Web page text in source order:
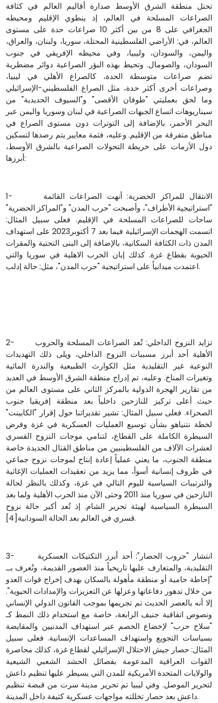
تحتل منطقة الشرق الأوسط صدارة أقاليم العالم في كثافة
الصراعات المسلحة في العالم، إذ ينطوي الإقليم ومحيطه
الجغرافي على 8 من بين أكثر 10 صراعات حدة على مستوى
العالم، في: الأراضي الفلسطينية المحتلة، سوريا، ولبنان، والعراق،
واليمن، والسودان، وليبيا، وفي محيطه الإفريقي في جنوب
السودان، والصومال. وتحيط بهذه البؤر الصراعية دوائر مضطربة
تضم صراعات متوسطة الحدة، كالصراع الأهلي في ليبيا،
وصراعات أخرى أكثر حدة، مثل الصراع الفلسطيني-الإسرائيلي
وما لحق بعمليتي "طوفان الأقصى" و"السيوف الحديدية" من
سيناريوهات اتساع الجبهات الصراعية في لبنان وسوريا واليمن عبر
البحر الأحمر، بالإضافة إلى التوترات دون مستوى الصراع في
مناطق متفرقة من الإقليم. وعليه، فثمة معايير يتم رصدها لتسكين
دول الأزمات على خريطة التحولات الصراعية بالشرق الأوسط،
أبرزها:
1- الانتقال للمراكز الحضرية: أنهت الصراعات القائمة
"استراتيجية الأطراف"، وأصبحت "حرب المدن" و"المراكز الحضرية"
ساحات للصراعات المسلحة في الإقليم. فعلى سبيل المثال:
اتسمت الهجمات الإسرائيلية فيما بعد 7 أكتوبر2023 على استهداف
المدن ذات الكثافة السكانية، بالإضافة إلى البنى التحتية والمقرات
الحيوية بقطاع غزة. كذلك إبان الحرب الاهلية في سوريا والتي
اعتمدت ميدانياً على استراتيجية "حرب المدن"، مثل: حالة إدلب.
2- تزايد النزوح الداخلي: تُعد الصراعات المسلحة والحروب
الأهلية أحد أبرز مسببات النزوح الداخلي، ويلى ذلك التهديدات
النوعية غير التقليدية مثل الكوارث الطبيعية والندرة المائية
وتغيرات المناخ. وعليه، تم إدراج منطقة الشرق الأوسط في العديد
من تقارير الهجرة الدولية بالمركز الثاني على مستوى العالم من
حيث أعلى تركيز للنازحين داخلياً بعد منطقة إفريقيا جنوب
الصحراء. فعلى سبيل المثال: تشير تقديراتنا حول إقرار "الكابينت"
لخطة نتنياهو بشأن توسيع العمليات العسكرية في غزة وفرض
السيطرة الكاملة على القطاع، لتنامي موجات النزوح القسري
لعشرات الآلاف من الفلسطينيين من مناطق القتال الجديدة خاصة
منطقة الجنوب، ما يعني عملياً إعادة إنتاج لموجات نزوح جماعي
في ظروف إنسانية أسوأ، مما يزيد من تعقيدات العمليات الإغاثية
والترتيبات السياسية لليوم التالي في غزة، وكذلك بالنظر لحالة
النازحين في سوريا منذ 2011 وحتى الآن منذ الحرب الأهلية ولما بعد
السيطرة السياسية لهيئة تحرير الشام. إذ تُعد أكبر حالة نزوح
قسري في العالم بعد الحالة السودانية[4].
3- انتشار "حروب الحصار": أحد أبرز التكتيكات العسكرية
التقليدية، والمتعارف عليها تاريخياً منذ العصور القديمة، وتُعرف بــ
"إحاطة حامية أو منطقة مأهولة بالسكان بهدف إخراج قوات العدو
من خلال تدهور دفاعاتها وعزلها عن التعزيزات والإمدادات الحيوية".
إلا أنه بالعصر الحديث تم تجريمها بموجب القانون الدولي الإنساني
ونصوص اتفاقية جنيف الرابعة، خاصة مع استخدام ذلك النمط كـ
"سلاح حرب" لإخضاع الخصم عبر استهداف المدنيين والمقايضة
بسياسات التجويع واستهداف المساعدات الإنسانية. فعلى سبيل
المثال: حصار جيش الاحتلال الإسرائيلي لقطاع غزة، كذلك محاصرة
القوات العراقية المدعومة بفصائل الحشد الشعبي الشيعية
والولايات المتحدة الأمريكية للمدن التي يسيطر عليها تنظيم داعش
لتحرير الموصل. وفي ليبيا تم تحرير مدينة سرت من قبضة تنظيم
داعش بعد حصار تخللته مواجهات عسكرية كثيفة داخل المدينة.